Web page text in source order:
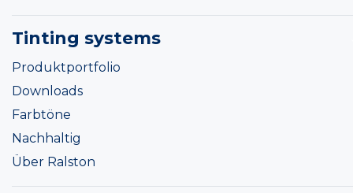
Tinting systems
Produktportfolio
Downloads
Farbtöne
Nachhaltig
Über Ralston